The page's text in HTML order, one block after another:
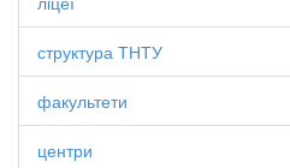
структура ТНТУ
факультети
центри